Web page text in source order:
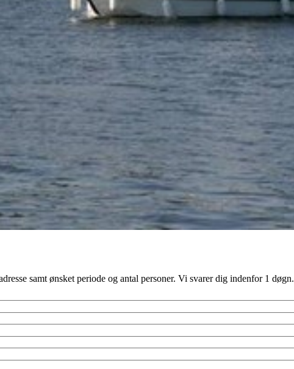
samt ønsket periode og antal personer. Vi svarer dig indenfor 1 døgn.